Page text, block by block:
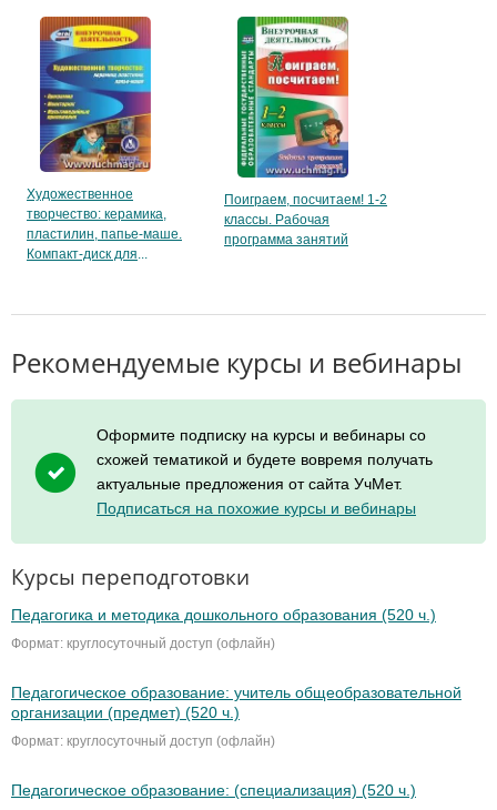
Художественное
творчество: керамика,
пластилин, папье-маше.
Компакт-диск для
Поиграем, посчитаем! 1-2
классы. Рабочая
программа занятий
Рекомендуемые курсы и вебинары
Оформите подписку на курсы и вебинары со
схожей тематикой и будете вовремя получать
актуальные предложения от сайта УчМет.
Подписаться на похожие курсы и вебинары
Курсы переподготовки
Педагогика и методика дошкольного образования (520 ч.)
Формат: круглосуточный доступ (офлайн)
Педагогическое образование: учитель общеобразовательной
организации (предмет) (520 ч.)
Формат: круглосуточный доступ (офлайн)
Педагогическое образование: (специализация) (520 ч.)